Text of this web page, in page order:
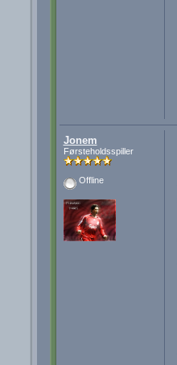
Jonem
Førsteholdsspiller
Offline